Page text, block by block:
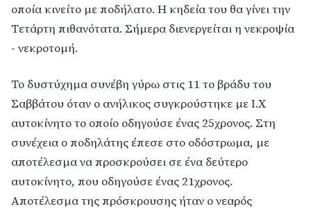
οποία κινείτο με ποδήλατο. Η κηδεία του θα γίνει την
Τετάρτη πιθανότατα. Σήμερα διενεργείται η νεκροψία
- νεκροτομή.
Το δυστύχημα συνέβη γύρω στις 11 το βράδυ του
Σαββάτου όταν ο ανήλικος συγκρούστηκε με Ι.Χ
αυτοκίνητο το οποίο οδηγούσε ένας 25χρονος. Στη
συνέχεια ο ποδηλάτης έπεσε στο οδόστρωμα, με
αποτέλεσμα να προσκρούσει σε ένα δεύτερο
αυτοκίνητο, που οδηγούσε ένας 21χρονος.
Αποτέλεσμα της πρόσκρουσης ήταν ο νεαρός